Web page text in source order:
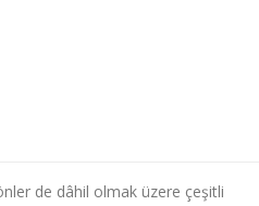
de dâhil olmak üzere çeşitli